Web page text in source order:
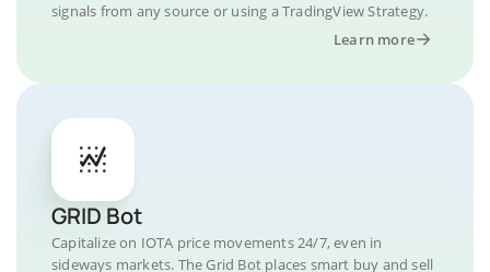
signals from any source or using a TradingView Strategy.
Learn more
GRID Bot
Capitalize on IOTA price movements 24/7, even in
sideways markets. The Grid Bot places smart buy and sell